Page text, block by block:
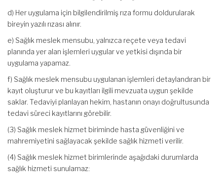
d) Her uygulama için bilgilendirilmiş rıza formu doldurularak
bireyin yazılı rızası alınır.
e) Sağlık meslek mensubu, yalnızca reçete veya tedavi
planında yer alan işlemleri uygular ve yetkisi dışında bir
uygulama yapamaz.
f) Sağlık meslek mensubu uygulanan işlemleri detaylandıran bir
kayıt oluşturur ve bu kayıtları ilgili mevzuata uygun şekilde
saklar. Tedaviyi planlayan hekim, hastanın onayı doğrultusunda
tedavi süreci kayıtlarını görebilir.
(3) Sağlık meslek hizmet biriminde hasta güvenliğini ve
mahremiyetini sağlayacak şekilde sağlık hizmeti verilir.
(4) Sağlık meslek hizmet birimlerinde aşağıdaki durumlarda
sağlık hizmeti sunulamaz: